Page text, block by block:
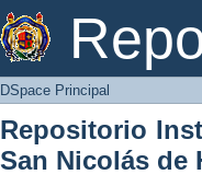
DSpace Principal
DSpace Principal
Repositorio
San Nicolás de